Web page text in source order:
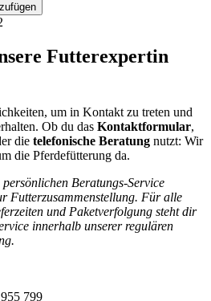
Futterexpertin
um in Kontakt zu treten und
Ob du das Kontaktformular,
die telefonische Beratung nutzt: Wir
die Pferdefütterung da.
persönlichen Beratungs-Service
Futterzusammenstellung. Für alle
und Paketverfolgung steht dir
innerhalb unserer regulären
799